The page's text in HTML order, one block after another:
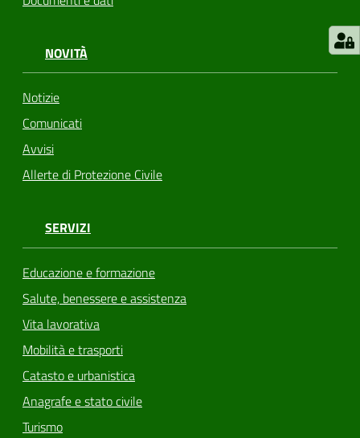
NOVITÀ
Notizie
Comunicati
Avvisi
Allerte di Protezione Civile
SERVIZI
Educazione e formazione
Salute, benessere e assistenza
Vita lavorativa
Mobilità e trasporti
Catasto e urbanistica
Anagrafe e stato civile
Turismo